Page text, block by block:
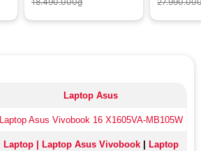
WUXGA | Win 11 | Bạc)
Windows
Laptop Asus
Laptop Asus Vivobook 16 X1605VA-MB105W
Laptop Laptop Asus Vivobook
Laptop